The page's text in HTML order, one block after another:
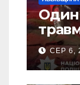
Один
ДТП
СЕР 6,